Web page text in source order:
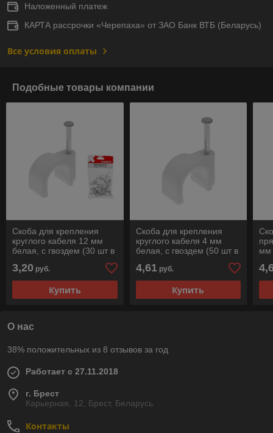
Наложенный платеж
КАРТА рассрочки «Черепаха» от ЗАО Банк ВТБ (Беларусь)
Все условия оплаты
Подобные товары компании
Скоба для крепления
круглого кабеля 12 мм
белая, с гвоздем (30 шт в
3,20 руб.
Купить
Скоба для крепления
круглого кабеля 4 мм
белая, с гвоздем (50 шт в
4,61руб.
Купить
мм
О нас
38% положительных из 8 отзывов за год
Работает с 27.11.2018
г. Брест
Карьерная, 12, Брест, Беларусь
Контакты